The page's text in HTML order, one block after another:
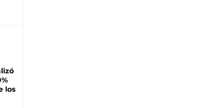
los